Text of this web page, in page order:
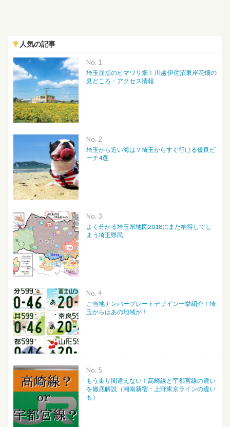
人気の記事
No.
埼玉屈指のヒマワリ畑！川越 伊佐沼東岸花畑の
見どころ・アクセス情報
No.
埼玉から近い海は？埼玉からすぐ行ける優良ビ
ーチ4選
No.
よく分かる埼玉県地図2018にまた納得してし
まう埼玉県民
No.
ご当地ナンバープレートデザイン一挙紹介！埼
玉からはあの地域が！
No.
もう乗り間違えない！高崎線と宇都宮線の違い
を徹底解説（湘南新宿・上野東京ラインの違い
も）